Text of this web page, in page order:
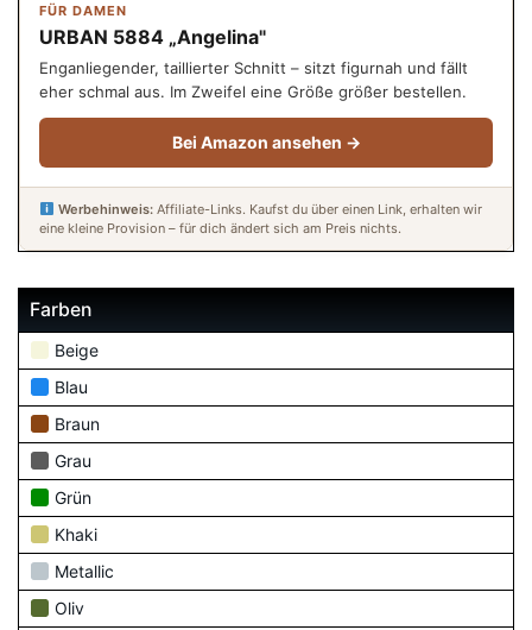
FÜR DAMEN
URBAN 5884 „Angelina"
Enganliegender, taillierter Schnitt – sitzt figurnah und fällt
eher schmal aus. Im Zweifel eine Größe größer bestellen.
Bei Amazon ansehen →
Werbehinweis:Affiliate-Links. Kaufst du über einen Link, erhalten wir
eine kleine Provision – für dich ändert sich am Preis nichts.
Farben
Beige
Blau
Braun
Grau
Grün
Khaki
Metallic
Oliv